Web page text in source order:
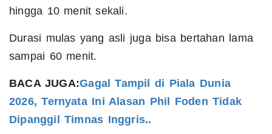
hingga 10 menit sekali.
Durasi mulas yang asli juga bisa bertahan lama
sampai 60 menit.
BACA JUGA:Gagal Tampil di Piala Dunia
2026, Ternyata Ini Alasan Phil Foden Tidak
Dipanggil Timnas Inggris..